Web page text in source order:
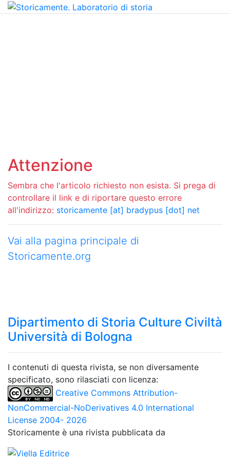
Attenzione
Sembra che l'articolo richiesto non esista. Si prega di
controllare il link e di riportare questo errore
all'indirizzo: storicamente [at] bradypus [dot] net
Vai alla pagina principale di
Storicamente.org
Dipartimento di Storia Culture Civiltà
Università di Bologna
I contenuti di questa rivista, se non diversamente
specificato, sono rilasciati con licenza:
Creative Commons Attribution-
NonCommercial-NoDerivatives 4.0 International
License 2004- 2026
Storicamente è una rivista pubblicata da